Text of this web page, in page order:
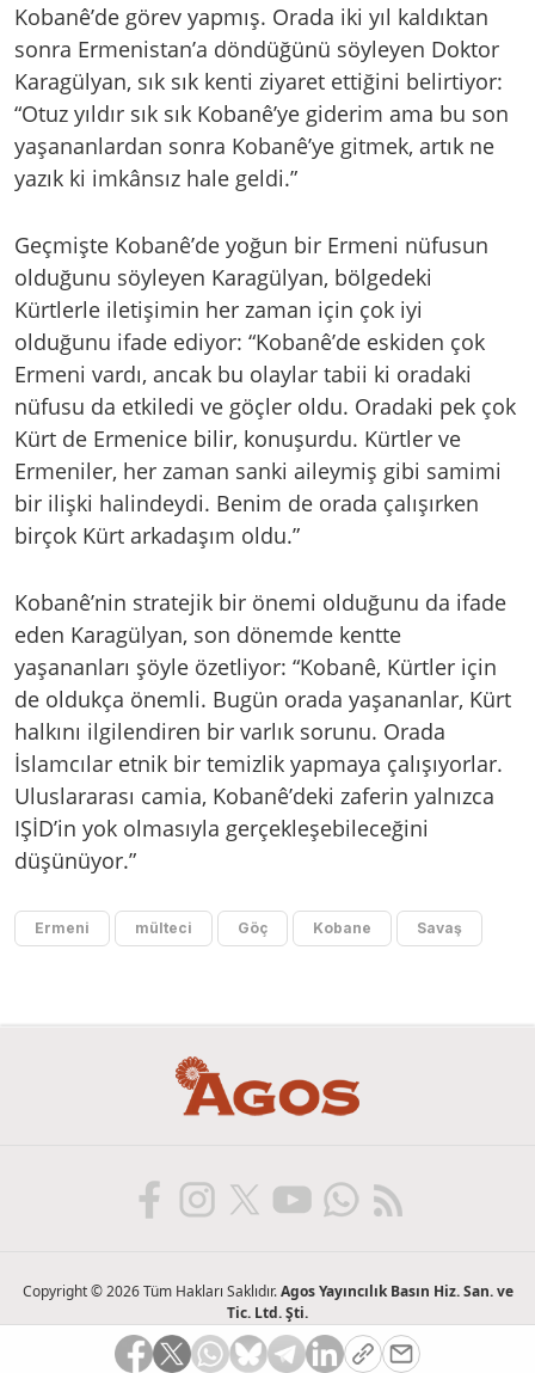
Kobanê’de görev yapmış. Orada iki yıl kaldıktan
sonra Ermenistan’a döndüğünü söyleyen Doktor
Karagülyan, sık sık kenti ziyaret ettiğini belirtiyor:
“Otuz yıldır sık sık Kobanê’ye giderim ama bu son
yaşananlardan sonra Kobanê’ye gitmek, artık ne
yazık ki imkânsız hale geldi.”
Geçmişte Kobanê’de yoğun bir Ermeni nüfusun
olduğunu söyleyen Karagülyan, bölgedeki
Kürtlerle iletişimin her zaman için çok iyi
olduğunu ifade ediyor: “Kobanê’de eskiden çok
Ermeni vardı, ancak bu olaylar tabii ki oradaki
nüfusu da etkiledi ve göçler oldu. Oradaki pek çok
Kürt de Ermenice bilir, konuşurdu. Kürtler ve
Ermeniler, her zaman sanki aileymiş gibi samimi
bir ilişki halindeydi. Benim de orada çalışırken
birçok Kürt arkadaşım oldu.”
Kobanê’nin stratejik bir önemi olduğunu da ifade
eden Karagülyan, son dönemde kentte
yaşananları şöyle özetliyor: “Kobanê, Kürtler için
de oldukça önemli. Bugün orada yaşananlar, Kürt
halkını ilgilendiren bir varlık sorunu. Orada
İslamcılar etnik bir temizlik yapmaya çalışıyorlar.
Uluslararası camia, Kobanê’deki zaferin yalnızca
IŞİD’in yok olmasıyla gerçekleşebileceğini
düşünüyor.”
Ermeni mülteci Göç Kobane Savaş
Copyright © 2026 Tüm Hakları Saklıdır.Agos Yayıncılık Basın Hiz. San. ve
Tic. Ltd. Şti.